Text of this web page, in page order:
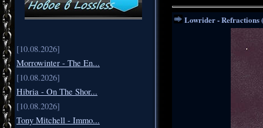
[10.08.2026]
Morrowinter - The En...
[10.08.2026]
Hibria - On The Shor...
[10.08.2026]
Tony Mitchell - Immo...
Lowrider - Refractions